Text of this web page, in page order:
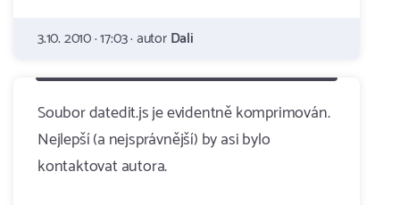
3.10. 2010 · 17:03 · autorDali
Soubor datedit.js je evidentně komprimován.
Nejlepší (a nejsprávnější) by asi bylo
kontaktovat autora.